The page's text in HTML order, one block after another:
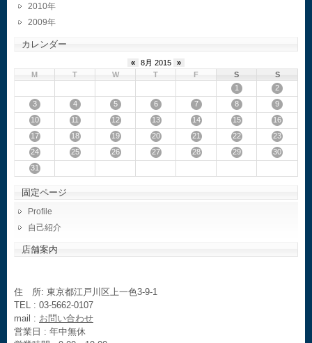
2010
2009
カレンダー
« 8月 2015
»
M
T W T F S
S
1
2
3
4 5 6 7 8
9
10
11 12 13 14 15
16
17
18 19 20 21 22
23
24
25 26 27 28 29
30
31
固定ページ
Profile
自己紹介
店舗案内
住 所: 東京都江戸川区上一色3-9-1
TEL : 03-5662-0107
mail : お問い合わせ
営業日 : 年中無休